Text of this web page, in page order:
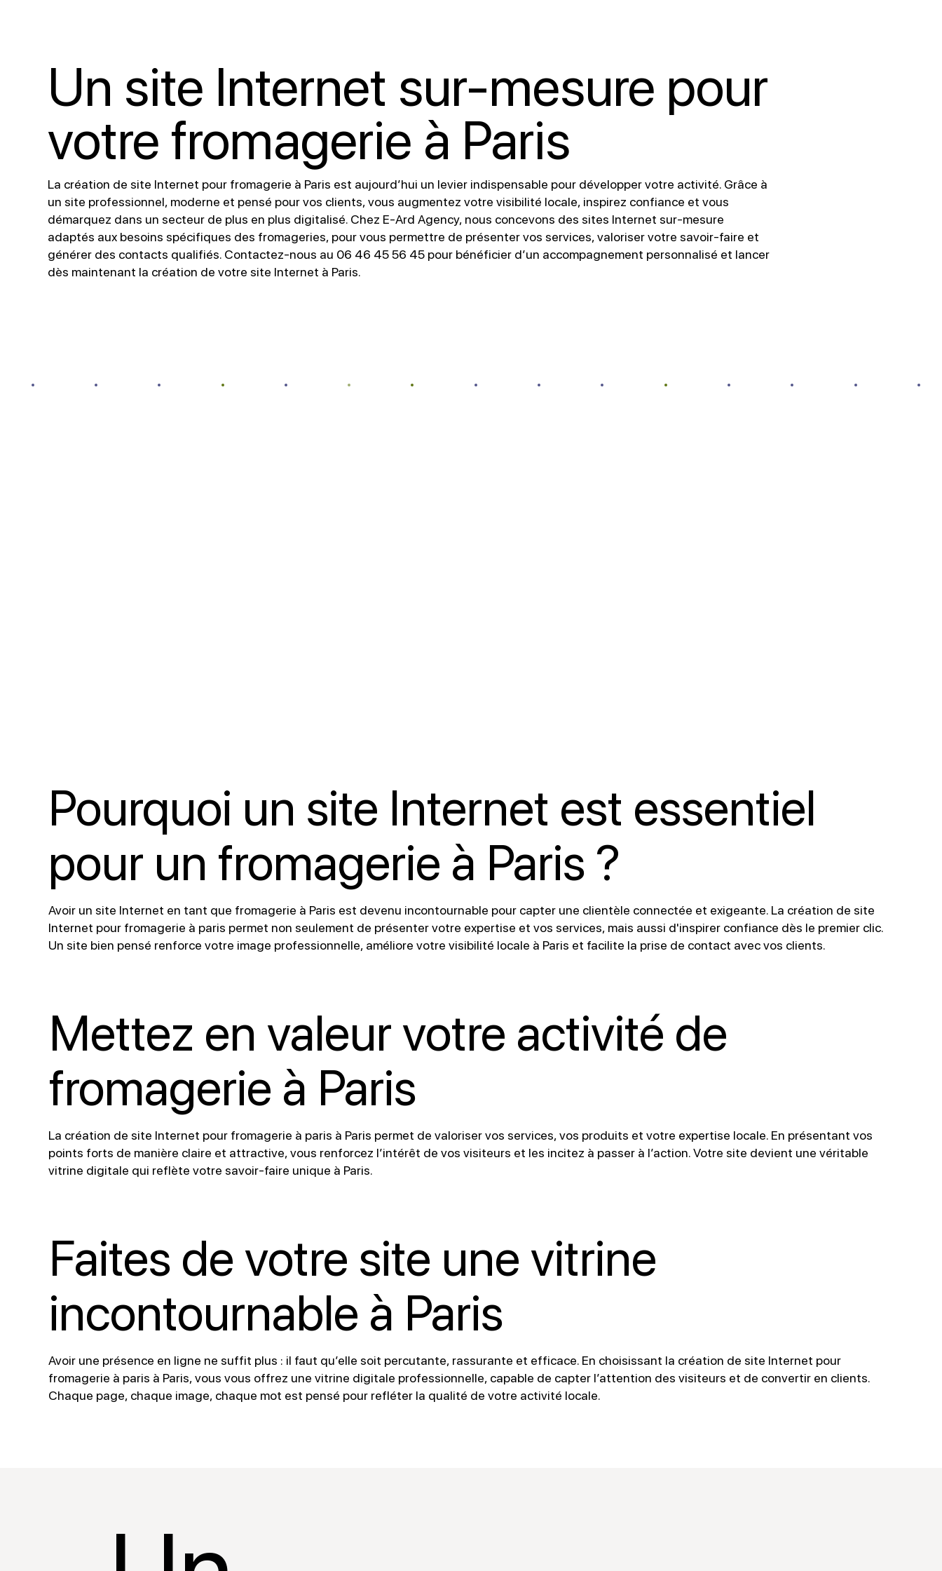
Un site Internet sur-mesure pour
votre fromagerie à Paris
La création de site Internet pour fromagerie à Paris est aujourd’hui un levier indispensable pour développer votre activité. Grâce à
un site professionnel, moderne et pensé pour vos clients, vous augmentez votre visibilité locale, inspirez confiance et vous
démarquez dans un secteur de plus en plus digitalisé. Chez E-Ard Agency, nous concevons des sites Internet sur-mesure
adaptés aux besoins spécifiques des fromageries, pour vous permettre de présenter vos services, valoriser votre savoir-faire et
générer des contacts qualifiés. Contactez-nous au 06 46 45 56 45 pour bénéficier d’un accompagnement personnalisé et lancer
dès maintenant la création de votre site Internet à Paris.
Pourquoi un site Internet est essentiel
pour un fromagerie à Paris ?
Avoir un site Internet en tant que fromagerie à Paris est devenu incontournable pour capter une clientèle connectée et exigeante. La création de site
Internet pour fromagerie à paris permet non seulement de présenter votre expertise et vos services, mais aussi d'inspirer confiance dès le premier clic.
Un site bien pensé renforce votre image professionnelle, améliore votre visibilité locale à Paris et facilite la prise de contact avec vos clients.
Mettez en valeur votre activité de
fromagerie à Paris
La création de site Internet pour fromagerie à paris à Paris permet de valoriser vos services, vos produits et votre expertise locale. En présentant vos
points forts de manière claire et attractive, vous renforcez l’intérêt de vos visiteurs et les incitez à passer à l’action. Votre site devient une véritable
vitrine digitale qui reflète votre savoir-faire unique à Paris.
Faites de votre site une vitrine
incontournable à Paris
Avoir une présence en ligne ne suffit plus : il faut qu’elle soit percutante, rassurante et efficace. En choisissant la création de site Internet pour
fromagerie à paris à Paris, vous vous offrez une vitrine digitale professionnelle, capable de capter l’attention des visiteurs et de convertir en clients.
Chaque page, chaque image, chaque mot est pensé pour refléter la qualité de votre activité locale.